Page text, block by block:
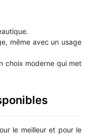
même avec un usage
choix moderne qui met
le meilleur et pour le